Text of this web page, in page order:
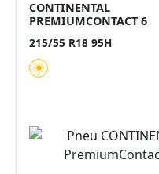
CONTINENTAL
PREMIUMCONTACT 6
215/55 R18 95H